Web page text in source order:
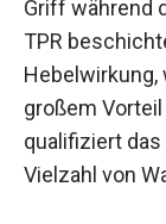
Griff während
TPR
Hebelwirkung,
großem
qualifiziert
Vielzahl von